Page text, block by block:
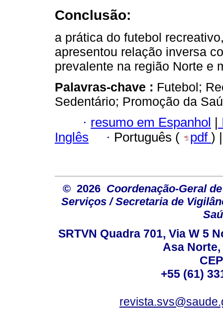
Conclusão:
a prática do futebol
apresentou relação inversa
prevalente na região Norte e
Palavras-chave : Futebol;
Sedentário; Promoção da
· resumo em Espanhol
Inglês
· Português ( pdf )
© 2026 Coordenação-Geral
Serviços / Secretaria de
SRTVN Quadra 701, Via W 5
Asa
+55 (61)